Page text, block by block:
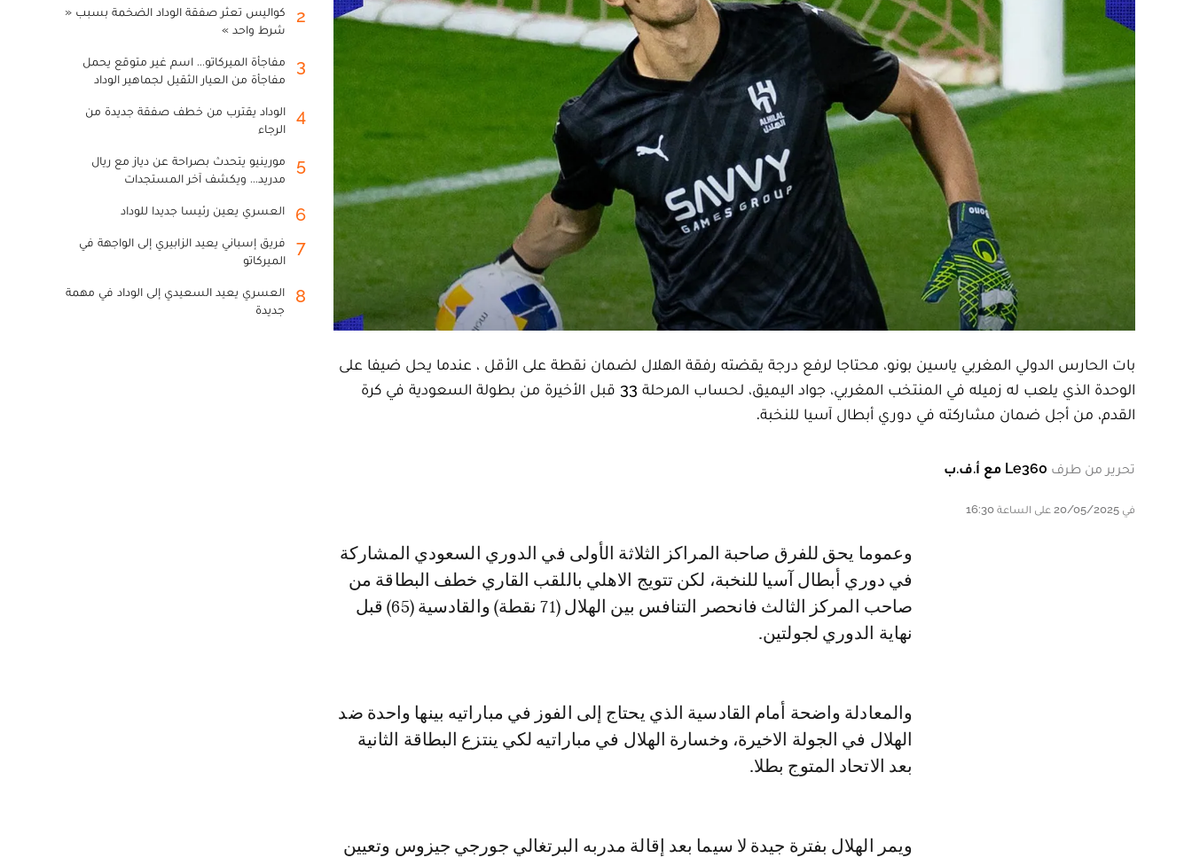
بات الحارس الدولي المغربي ياسين بونو، محتاجا لرفع درجة يقضته رفقة الهلال لضمان نقطة على الأقل ، عندما يحل ضيفا على
الوحدة الذي يلعب له زميله في المنتخب المغربي، جواد اليميق، لحساب المرحلة 33 قبل الأخيرة من بطولة السعودية في كرة
القدم، من أجل ضمان مشاركته في دوري أبطال آسيا للنخبة.
تحرير من طرف Le360 مع أ.ف.ب
في 20/05/2025 على الساعة 16:30
وعموما يحق للفرق صاحبة المراكز الثلاثة الأولى في الدوري السعودي المشاركة
في دوري أبطال آسيا للنخبة، لكن تتويج الاهلي باللقب القاري خطف البطاقة من
صاحب المركز الثالث فانحصر التنافس بين الهلال (71 نقطة) والقادسية (65) قبل
نهاية الدوري لجولتين.
والمعادلة واضحة أمام القادسية الذي يحتاج إلى الفوز في مباراتيه بينها واحدة ضد
الهلال في الجولة الاخيرة، وخسارة الهلال في مباراتيه لكي ينتزع البطاقة الثانية
بعد الاتحاد المتوج بطلا.
ويمر الهلال بفترة جيدة لا سيما بعد إقالة مدربه البرتغالي جورجي جيزوس وتعيين
2
كواليس تعثر صفقة الوداد الضخمة بسبب «
شرط واحد »
3
مفاجأة الميركاتو... اسم غير متوقع يحمل
مفاجأة من العيار الثقيل لجماهير الوداد
4
الوداد يقترب من خطف صفقة جديدة من
الرجاء
5
مورينيو يتحدث بصراحة عن دياز مع ريال
مدريد... ويكشف آخر المستجدات
6 العسري يعين رئيسا جديدا للوداد
7
فريق إسباني يعيد الزابيري إلى الواجهة في
الميركاتو
8
العسري يعيد السعيدي إلى الوداد في مهمة
جديدة